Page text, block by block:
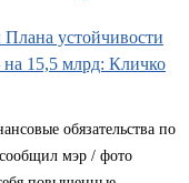
устойчивости
на 15,5 млрд: Кличко
обязательства по
мэр / фото